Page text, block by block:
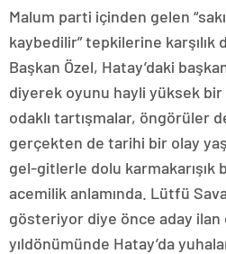
Malum parti içinden gelen
kaybedilir” tepkilerine karşılık
Başkan Özel, Hatay’daki
diyerek oyunu hayli yüksek bir
odaklı tartışmalar, öngörüler
gerçekten de tarihi bir olay
gel-gitlerle dolu karmakarışık
acemilik anlamında. Lütfü
gösteriyor diye önce aday
yıldönümünde Hatay’da